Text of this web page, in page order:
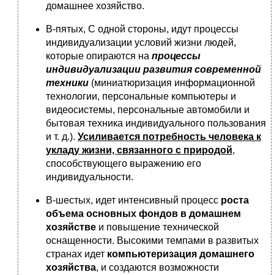
домашнее хозяйство.
В-пятых, С одной стороны, идут процессы
индивидуализации условий жизни людей,
которые опираются на процессы
индивидуализации развития современной
техники (миниатюризация информационной
технологии, персональные компьютеры и
видеосистемы, персональные автомобили и
бытовая техника индивидуального пользования
и т. д.). Усиливается потребность человека к
укладу жизни, связанного с природой,
способствующего выражению его
индивидуальности.
В-шестых, идет интенсивный процесс роста
объема основных фондов в домашнем
хозяйстве и повышение технической
оснащенности. Высокими темпами в развитых
странах идет компьютеризация домашнего
хозяйства, и создаются возможности